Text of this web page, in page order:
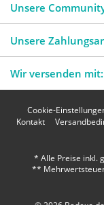
Unsere
Unsere
Wir versenden mit:
Cookie-
Kontakt
* Alle Preise inkl.
**